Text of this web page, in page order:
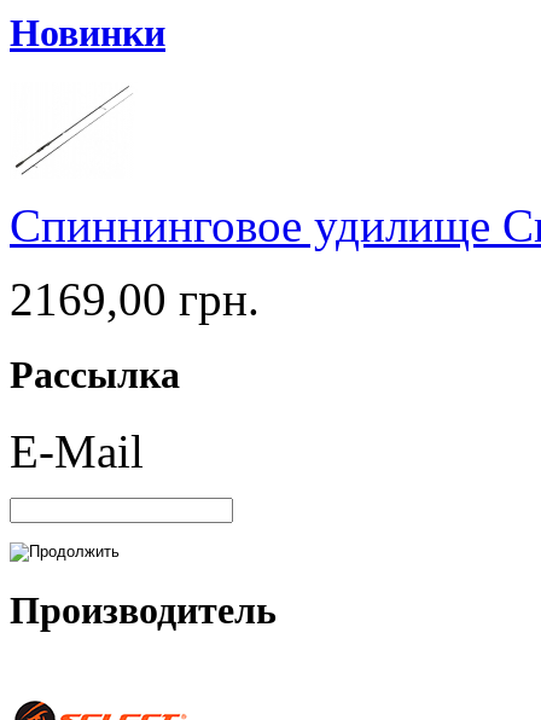
Новинки
Спиннинговое удилище
2169,00 грн.
Рассылка
E-Mail
Производитель